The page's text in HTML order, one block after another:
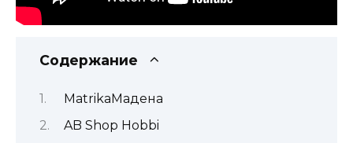
Содержание
MatrikaМадена
AB Shop Hobbi